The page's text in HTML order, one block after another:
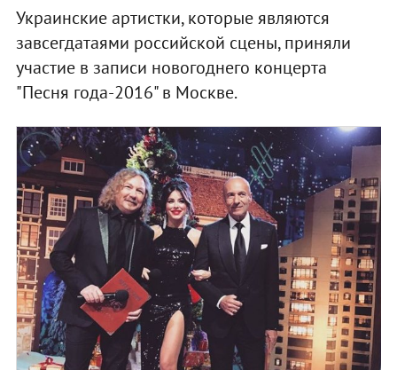
Украинские артистки, которые являются
завсегдатаями российской сцены, приняли
участие в записи новогоднего концерта
"Песня года-2016" в Москве.